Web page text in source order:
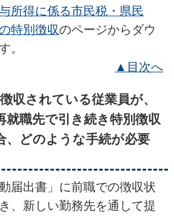
所得に係る市民税・県民
特別徴収のページからダウ
。
▲目次へ
収されている従業員が、
就職先で引き続き特別徴収
、どのような手続が必要
届出書」に前職での徴収状
、新しい勤務先を通して提